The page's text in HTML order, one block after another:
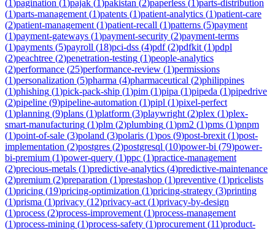
(1)pagination (1)pajak (1)pakistan (2)paperless (1)parts-distribution
(1)parts-management (1)patents (1)patient-analytics (1)patient-care
(2)patient-management (1)patient-recall (1)patterns (5)payment
(1)payment-gateways (1)payment-security (2)payment-terms
(1)payments (5)payroll (18)pci-dss (4)pdf(2)pdfkit (1)pdpl
(2)peachtree (2)penetration-testing (1)people-analytics
(2)performance (25)performance-review (1)permissions
(1)personalization (5)pharma (4)pharmaceutical (2)philippines
(1)phishing (1)pick-pack-ship (1)pim (1)pipa (1)pipeda (1)pipedrive
(2)pipeline (9)pipeline-automation (1)pipl (1)pixel-perfect
(1)planning (9)plans (1)platform (3)playwright (2)plex (1)plex-
smart-manufacturing (1)plm (2)plumbing (1)pm2 (1)pms (1)pnpm
(1)point-of-sale (3)poland (3)polaris (1)pos (9)post-brexit (1)post-
implementation (2)postgres (2)postgresql (10)power-bi (79)power-
bi-premium (1)power-query (1)ppc (1)practice-management
(2)precious-metals (1)predictive-analytics (4)predictive-maintenance
(2)premium (2)preparation (1)prestashop (1)preventive (1)pricelists
(1)pricing (19)pricing-optimization (1)pricing-strategy (3)printing
(1)prisma (1)privacy (12)privacy-act (1)privacy-by-design
(1)process (2)process-improvement (1)process-management
(1)process-mining (1)process-safety (1)procurement (11)product-